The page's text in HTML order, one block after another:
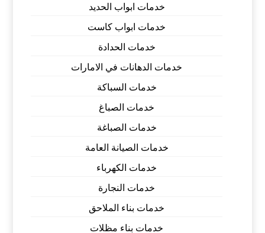
خدمات ابواب الحديد
خدمات ابواب كاست
خدمات الحدادة
خدمات الدهانات في الامارات
خدمات السباكة
خدمات الصباغ
خدمات الصباغة
خدمات الصيانة العامة
خدمات الكهرباء
خدمات النجارة
خدمات بناء الملاحق
خدمات بناء مظلات